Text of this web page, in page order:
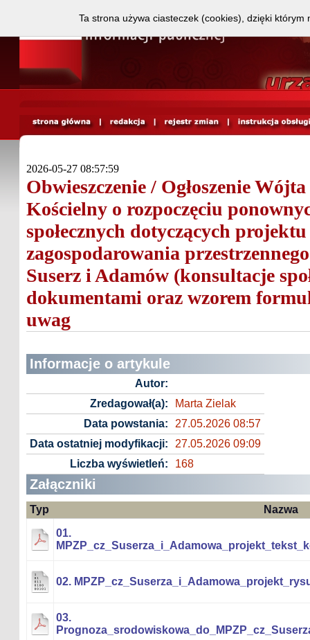
2026-05-27 08:57:59
Obwieszczenie / Ogłoszenie
Kościelny o rozpoczęciu
społecznych dotyczących
zagospodarowania
Suserz i Adamów (konsultacje
dokumentami oraz wzorem
uwag
Informacje o artykule
Autor:
Zredagował(a):
Marta Zielak
Data powstania:
27.05.2026 08:57
Data ostatniej modyfikacji:
27.05.2026 09:09
Liczba wyświetleń:
168
Załączniki
Typ
Nazwa
01.
02.
03.
Ta strona używa ciasteczek (cookies), dzięki którym